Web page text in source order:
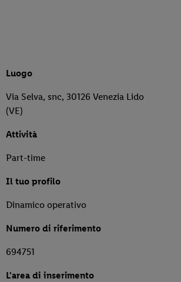
Luogo
Via Selva, snc, 30126 Venezia Lido
(VE)
Attività
Part-time
Il tuo profilo
Dinamico operativo
Numero di riferimento
694751
L'area di inserimento